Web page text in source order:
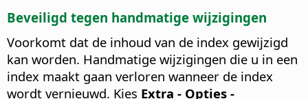
Beveiligd tegen handmatige wijzigingen
Voorkomt dat de inhoud van de index gewijzigd
kan worden. Handmatige wijzigingen die u in een
index maakt gaan verloren wanneer de index
wordt vernieuwd. Kies Extra - Opties -